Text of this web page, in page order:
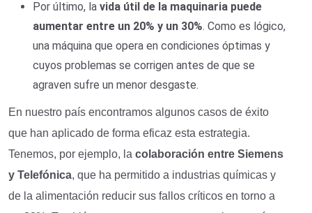
Por último, la vida útil de la maquinaria puede
aumentar entre un 20% y un 30%. Como es lógico,
una máquina que opera en condiciones óptimas y
cuyos problemas se corrigen antes de que se
agraven sufre un menor desgaste.
En nuestro país encontramos algunos casos de éxito
que han aplicado de forma eficaz esta estrategia.
Tenemos, por ejemplo, la colaboración entre Siemens
y Telefónica, que ha permitido a industrias químicas y
de la alimentación reducir sus fallos críticos en torno a